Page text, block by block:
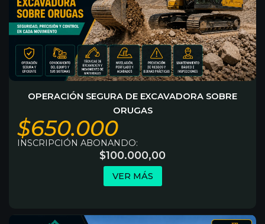
OPERACIÓN SEGURA DE EXCAVADORA SOBRE
ORUGAS
$650.000
INSCRIPCIÓN ABONANDO:
$100.000,00
VER MÁS